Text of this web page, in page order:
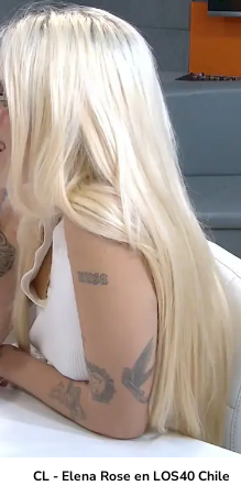
CL - Elena Rose en LOS40 Chile